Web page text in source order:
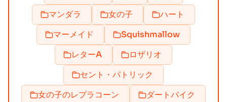
マンダラ
女の子
ハート
マーメイド
Squishmallow
レターA
ロザリオ
セント・パトリック
女の子のレプラコーン
ダートバイク